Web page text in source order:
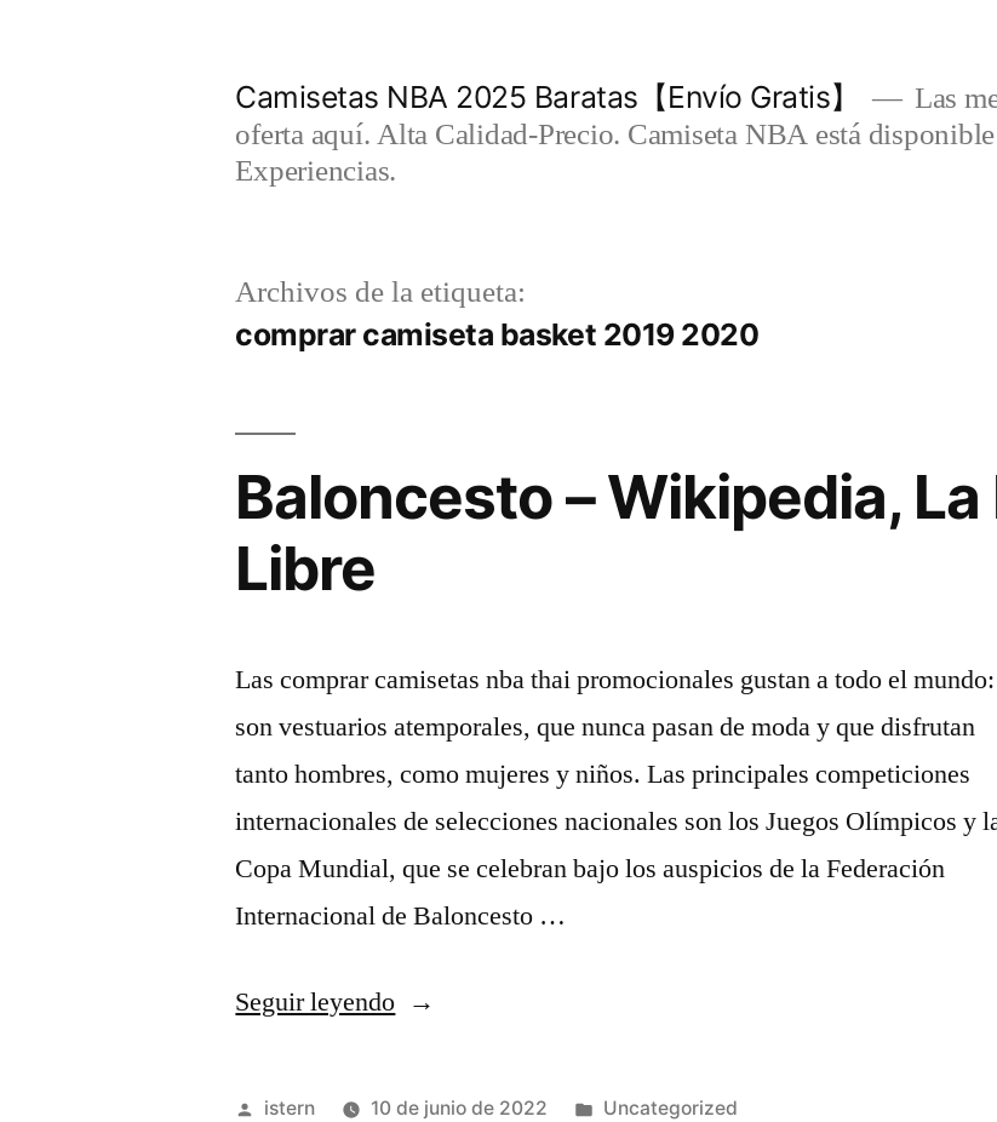
Camisetas NBA 2025 Baratas【Envío Gratis】
Las
oferta aquí. Alta Calidad-Precio. Camiseta NBA está
Experiencias.
Archivos de la etiqueta:
comprar camiseta basket 2019 2020
Baloncesto – Wikipedia,
Libre
Las comprar camisetas nba thai promocionales gustan a todo el mundo:
son vestuarios atemporales, que nunca pasan de moda y que disfrutan
tanto hombres, como mujeres y niños. Las principales competiciones
internacionales de selecciones nacionales son los Juegos Olímpicos y
Copa Mundial, que se celebran bajo los auspicios de la Federación
Internacional de Baloncesto …
Seguir leyendo«Baloncesto
Wikipedia,
Publicado
istern 10 de junio de 2022
Publicado
Uncategorized